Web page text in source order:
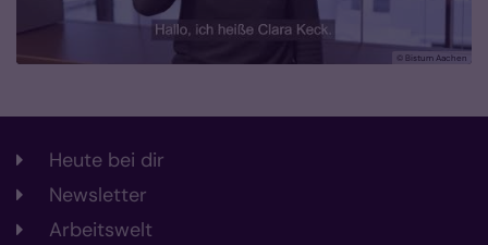
© Bistum Aachen
Heute bei dir
Newsletter
Arbeitswelt